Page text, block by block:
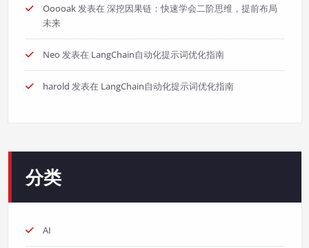
Ooooak发表在 深挖因果链：快速学会二阶思维，提前布局
未来
Neo发表在 LangChain自动化提示词优化指南
harold 发表在 LangChain自动化提示词优化指南
分类
AI